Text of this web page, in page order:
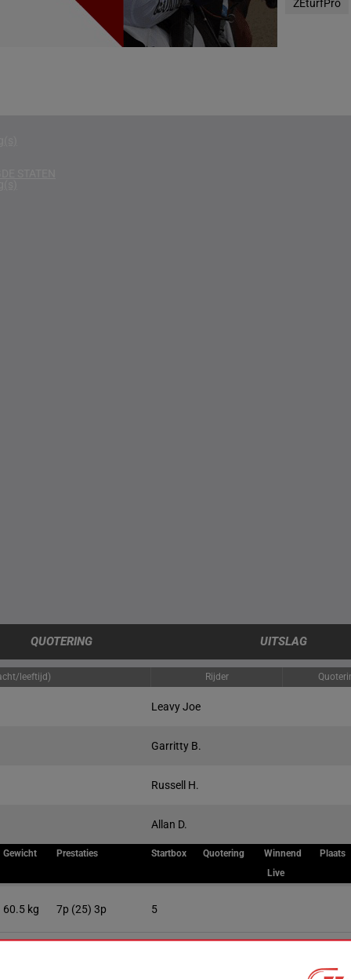
STATEN
ZEturfPro
QUOTERING UITSLAG
leeftijd) Rijder
Leavy Joe
Garritty B.
Russell H.
Allan D.
Gewicht Prestaties Startbox Quotering Winnend
Plaats
Live
60.5 kg 7p (25) 3p 5